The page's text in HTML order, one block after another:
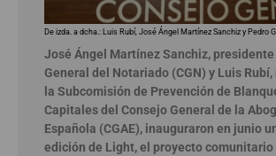
De izda. a dcha.: Luis Rubí, José Ángel Martínez Sanchiz y Pedro
José Ángel Martínez Sanchiz,
General del Notariado (CGN) y Luis
la Subcomisión de Prevención de
Capitales del Consejo General de la
Española (CGAE), inauguraron en junio
edición de Light, el proyecto